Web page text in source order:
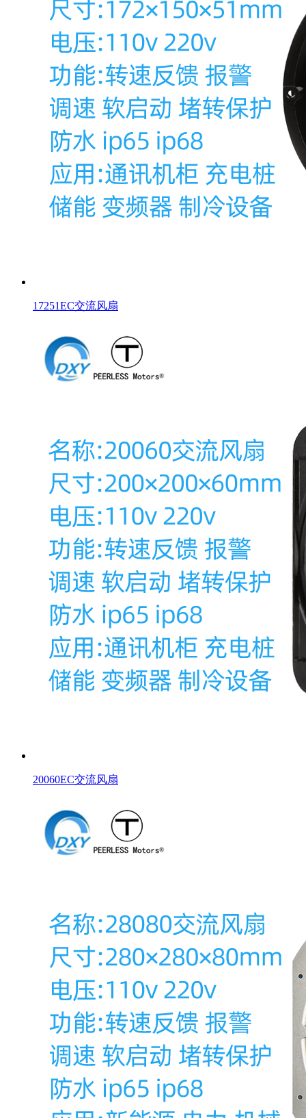
17251EC交流风扇
20060EC交流风扇